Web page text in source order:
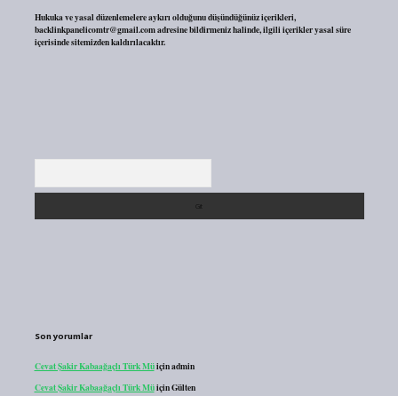
Hukuka ve yasal düzenlemelere aykırı olduğunu düşündüğünüz içerikleri,
backlinkpanelicomtr@gmail.comadresine bildirmeniz halinde, ilgili içerikler yasal süre
içerisinde sitemizden kaldırılacaktır.
Son yorumlar
Cevat Şakir Kabaağaçlı Türk Müiçinadmin
Cevat Şakir Kabaağaçlı Türk MüiçinGülten